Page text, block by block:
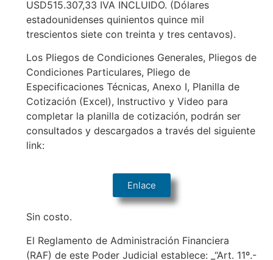
USD515.307,33 IVA INCLUIDO. (Dólares
estadounidenses quinientos quince mil
trescientos siete con treinta y tres centavos).
Los Pliegos de Condiciones Generales, Pliegos de
Condiciones Particulares, Pliego de
Especificaciones Técnicas, Anexo I, Planilla de
Cotización (Excel), Instructivo y Video para
completar la planilla de cotización, podrán ser
consultados y descargados a través del siguiente
link:
Enlace
Sin costo.
El Reglamento de Administración Financiera
(RAF) de este Poder Judicial establece: _“Art. 11º.-